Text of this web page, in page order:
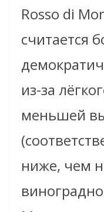
Rosso di
считается
из-за
меньшей
ниже, чем